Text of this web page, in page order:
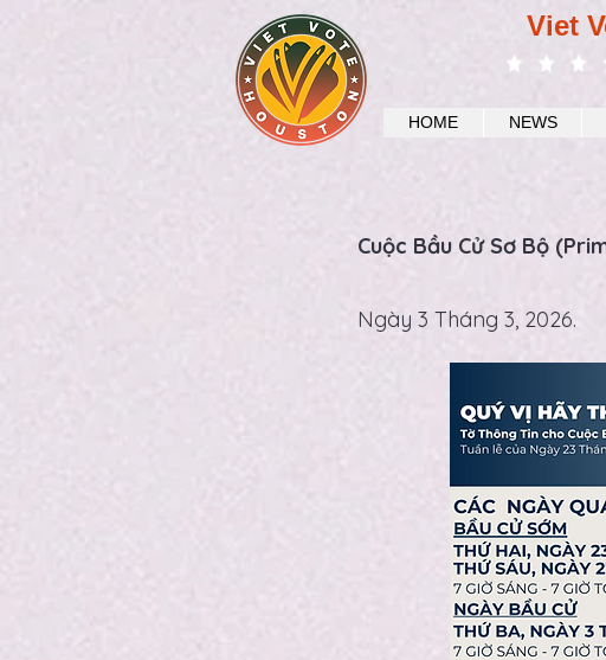
Viet
HOME NEWS
Cuộc Bầu Cử Sơ Bộ
Ngày 3 Tháng 3, 2026.